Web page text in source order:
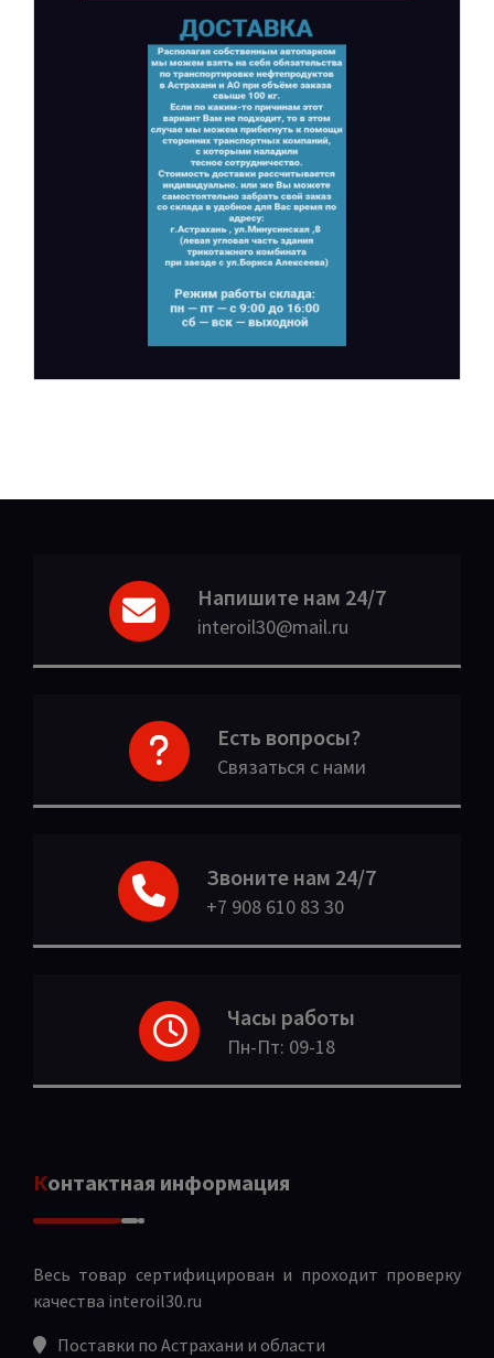
Напишите нам 24/7
interoil30@mail.ru
Есть вопросы?
Связаться с нами
Звоните нам 24/7
+7 908 610 83 30
Часы работы
Пн-Пт: 09-18
Контактная информация
Весь товар сертифицирован и проходит проверку
качества interoil30.ru
Поставки по Астрахани и области